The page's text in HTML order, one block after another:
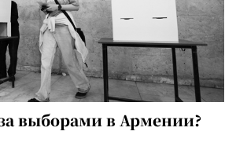
выборами в Армении?